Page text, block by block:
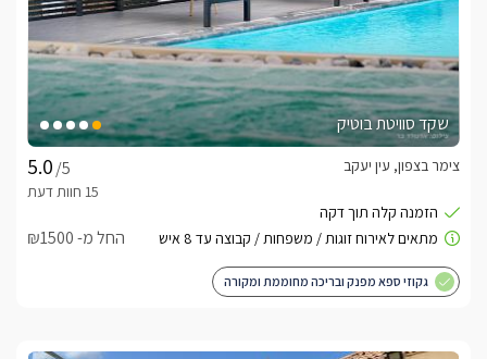
שקד סוויטת בוטיק
/5
צימר בצפון, עין יעקב
החל מ- ₪1500
גקוזי ספא מפנק ובריכה מחוממת ומקורה